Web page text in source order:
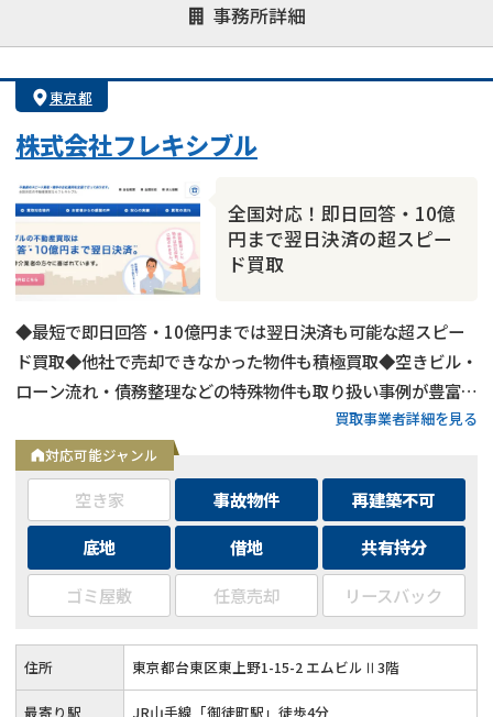
事務所詳細
1億円以上の買取可
東京都
株式会社フレキシブル
全国対応！即日回答・10億
円まで翌日決済の超スピー
ド買取
◆最短で即日回答・10億円までは翌日決済も可能な超スピー
ド買取◆他社で売却できなかった物件も積極買取◆空きビル・
ローン流れ・債務整理などの特殊物件も取り扱い事例が豊富◆
買取事業者詳細を見る
対応可能ジャンル
空き家 事故物件
再建築不可
底地
借地
共有持分
ゴミ屋敷
任意売却 リースバック
住所 東京都台東区東上野1-15-2 エムビルⅡ3階
最寄り駅 JR山手線「御徒町駅」徒歩4分
事故物件の売却でお悩みならこちら
営業時間外（メール問合せなら24時間受付）
0120-543-357 メール